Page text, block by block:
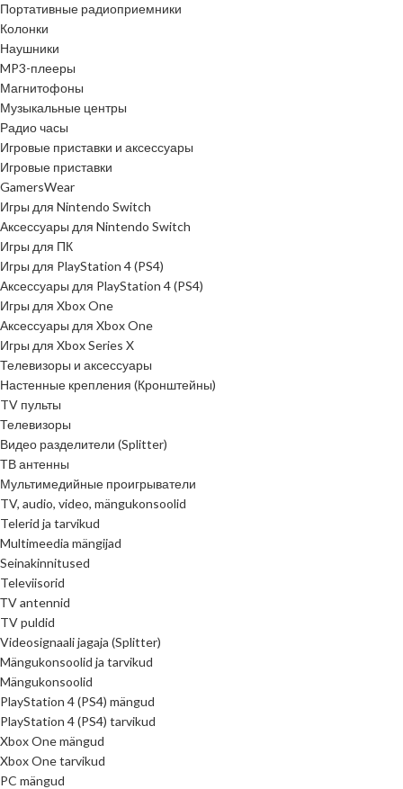
Портативные радиоприемники
Колонки
Наушники
MP3-плееры
Магнитофоны
Музыкальные центры
Радио часы
Игровые приставки и аксессуары
Игровые приставки
GamersWear
Игры для Nintendo Switch
Аксессуары для Nintendo Switch
Игры для ПК
Игры для PlayStation 4 (PS4)
Аксессуары для PlayStation 4 (PS4)
Игры для Xbox One
Аксессуары для Xbox One
Игры для Xbox Series X
Телевизоры и аксессуары
Настенные крепления (Кронштейны)
TV пульты
Телевизоры
Видео разделители (Splitter)
ТВ антенны
Мультимедийные проигрыватели
TV, audio, video, mängukonsoolid
Telerid ja tarvikud
Multimeedia mängijad
Seinakinnitused
Televiisorid
ТV antennid
TV puldid
Videosignaali jagaja (Splitter)
Mängukonsoolid ja tarvikud
Mängukonsoolid
PlayStation 4 (PS4) mängud
PlayStation 4 (PS4) tarvikud
Xbox One mängud
Xbox One tarvikud
PC mängud